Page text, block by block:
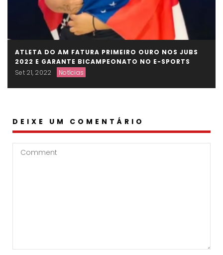
ATLETA DO AM FATURA PRIMEIRO OURO NOS JUBS
2022 E GARANTE BICAMPEONATO NO E-SPORTS
Set 21, 2022
Notícias
DEIXE UM COMENTÁRIO